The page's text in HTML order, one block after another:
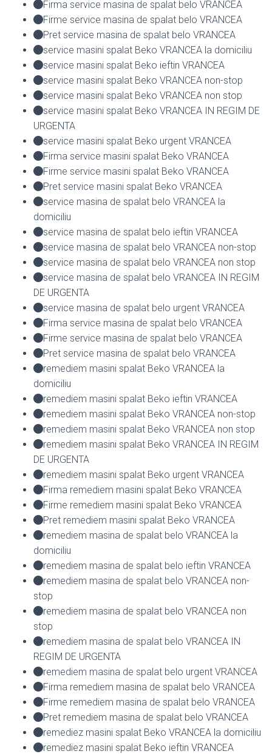
Firma service masina de spalat belo VRANCEA
Firme service masina de spalat belo VRANCEA
Pret service masina de spalat belo VRANCEA
service masini spalat Beko VRANCEA la domiciliu
service masini spalat Beko ieftin VRANCEA
service masini spalat Beko VRANCEA non-stop
service masini spalat Beko VRANCEA non stop
service masini spalat Beko VRANCEA IN REGIM DE
URGENTA
service masini spalat Beko urgent VRANCEA
Firma service masini spalat Beko VRANCEA
Firme service masini spalat Beko VRANCEA
Pret service masini spalat Beko VRANCEA
service masina de spalat belo VRANCEA la
domiciliu
service masina de spalat belo ieftin VRANCEA
service masina de spalat belo VRANCEA non-stop
service masina de spalat belo VRANCEA non stop
service masina de spalat belo VRANCEA IN REGIM
DE URGENTA
service masina de spalat belo urgent VRANCEA
Firma service masina de spalat belo VRANCEA
Firme service masina de spalat belo VRANCEA
Pret service masina de spalat belo VRANCEA
remediem masini spalat Beko VRANCEA la
domiciliu
remediem masini spalat Beko ieftin VRANCEA
remediem masini spalat Beko VRANCEA non-stop
remediem masini spalat Beko VRANCEA non stop
remediem masini spalat Beko VRANCEA IN REGIM
DE URGENTA
remediem masini spalat Beko urgent VRANCEA
Firma remediem masini spalat Beko VRANCEA
Firme remediem masini spalat Beko VRANCEA
Pret remediem masini spalat Beko VRANCEA
remediem masina de spalat belo VRANCEA la
domiciliu
remediem masina de spalat belo ieftin VRANCEA
remediem masina de spalat belo VRANCEA non-
stop
remediem masina de spalat belo VRANCEA non
stop
remediem masina de spalat belo VRANCEA IN
REGIM DE URGENTA
remediem masina de spalat belo urgent VRANCEA
Firma remediem masina de spalat belo VRANCEA
Firme remediem masina de spalat belo VRANCEA
Pret remediem masina de spalat belo VRANCEA
remediez masini spalat Beko VRANCEA la domiciliu
remediez masini spalat Beko ieftin VRANCEA